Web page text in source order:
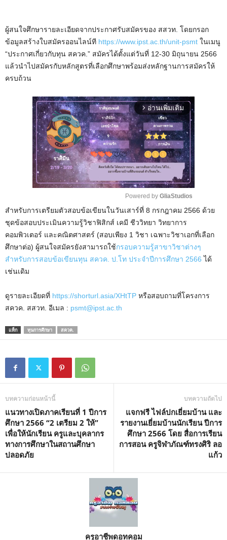
ผู้สนใจศึกษารายละเอียดจากประกาศรับสมัครของ สสวท. โดยกรอก
ข้อมูลสร้างใบสมัครออนไลน์ที https://www.ipst.ac.th/unit-psmt ในเมนู
“ประกาศเกี่ยวกับทุน สควค.” สมัครได้ตั้งแต่วันที่ 12-30 มิถุนายน 2566
แล้วนำไปสมัครกับหลักสูตรที่เลือกศึกษาพร้อมส่งหลักฐานการสมัครให้
ครบถ้วน
arrow_forward_ios อ่านเพิ่มเติม
u
t
e
Powered by GliaStudios
สำหรับการเตรียมตัวสอบข้อเขียนในวันเสาร์ที่ 8 กรกฎาคม 2566 ด้วย
ชุดข้อสอบประเมินความรู้วิชาฟิสิกส์ เคมี ชีววิทยา วิทยาการ
คอมพิวเตอร์ และคณิตศาสตร์ (สอบเพียง 1 วิชา เฉพาะวิชาเอกที่เลือก
ศึกษาต่อ) ผู้สนใจสมัครยังสามารถใช้กรอบความรู้สาขาวิชาต่างๆ
สำหรับการสอบข้อเขียนทุน สควค. ป.โท ประจำปีการศึกษา 2566 ได้
เช่นเดิม
ดูรายละเอียดที่ https://shorturl.asia/XHtTP หรือสอบถามที่โครงการ
สควค. สสวท. อีเมล : psmt@ipst.ac.th
แท็ก ทุนการศึกษา สควค.
บทความก่อนหน้านี้
แนวทางเปิดภาคเรียนที่ 1 ปีการ
ศึกษา 2566 “2 เตรียม 2 ให้”
เพื่อให้นักเรียน ครูและบุคลากร
ทางการศึกษาในสถานศึกษา
ปลอดภัย
บทความถัดไป
แจกฟรี ไฟล์ปกเยี่ยมบ้าน และ
รายงานเยี่ยมบ้านนักเรียน ปีการ
ศึกษา 2566 โดย สื่อการเรียน
การสอน ครูจิฬาภัณฑ์ทรงศิริ ลอ
แก้ว
ครูอาชีพดอทคอม